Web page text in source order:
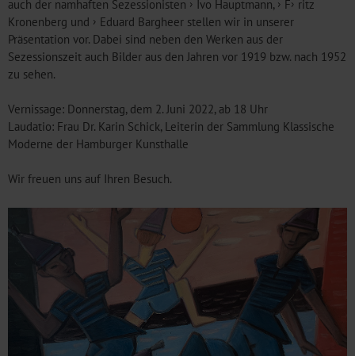
auch der namhaften Sezessionisten
Ivo Hauptmann, F ritz
Kronenberg und Eduard Bargheer stellen wir in unserer
Präsentation vor. Dabei sind neben den Werken aus der
Sezessionszeit auch Bilder aus den Jahren vor 1919 bzw. nach 1952
zu sehen.
Vernissage: Donnerstag, dem 2. Juni 2022, ab 18 Uhr
Laudatio: Frau Dr. Karin Schick, Leiterin der Sammlung Klassische
Moderne der Hamburger Kunsthalle
Wir freuen uns auf Ihren Besuch.